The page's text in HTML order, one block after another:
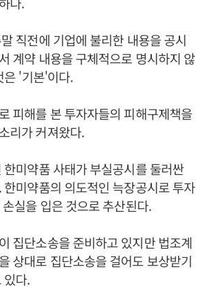
직전에 기업에 불리한 내용을 공시
계약 내용을 구체적으로 명시하지 않
은 '기본'이다.
피해를 본 투자자들의 피해구제책을
리가 커져왔다.
미약품 사태가 부실공시를 둘러싼
미약품의 의도적인 늑장공시로 투자
실을 입은 것으로 추산된다.
집단소송을 준비하고 있지만 법조계
상대로 집단소송을 걸어도 보상받기
있다.